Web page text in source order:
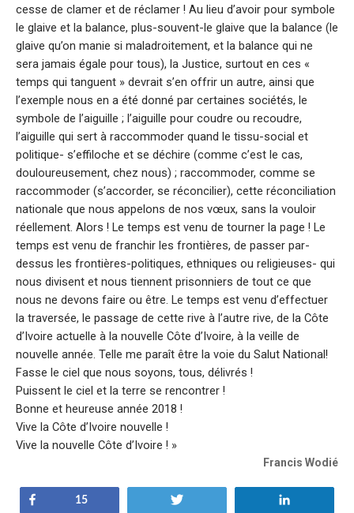
cesse de clamer et de réclamer ! Au lieu d’avoir pour symbole
le glaive et la balance, plus-souvent-le glaive que la balance (le
glaive qu’on manie si maladroitement, et la balance qui ne
sera jamais égale pour tous), la Justice, surtout en ces «
temps qui tanguent » devrait s’en offrir un autre, ainsi que
l’exemple nous en a été donné par certaines sociétés, le
symbole de l’aiguille ; l’aiguille pour coudre ou recoudre,
l’aiguille qui sert à raccommoder quand le tissu-social et
politique- s’effiloche et se déchire (comme c’est le cas,
douloureusement, chez nous) ; raccommoder, comme se
raccommoder (s’accorder, se réconcilier), cette réconciliation
nationale que nous appelons de nos vœux, sans la vouloir
réellement. Alors ! Le temps est venu de tourner la page ! Le
temps est venu de franchir les frontières, de passer par-
dessus les frontières-politiques, ethniques ou religieuses- qui
nous divisent et nous tiennent prisonniers de tout ce que
nous ne devons faire ou être. Le temps est venu d’effectuer
la traversée, le passage de cette rive à l’autre rive, de la Côte
d’Ivoire actuelle à la nouvelle Côte d’Ivoire, à la veille de
nouvelle année. Telle me paraît être la voie du Salut National!
Fasse le ciel que nous soyons, tous, délivrés !
Puissent le ciel et la terre se rencontrer !
Bonne et heureuse année 2018 !
Vive la Côte d’Ivoire nouvelle !
Vive la nouvelle Côte d’Ivoire ! »
Francis Wodié
Partagez
15